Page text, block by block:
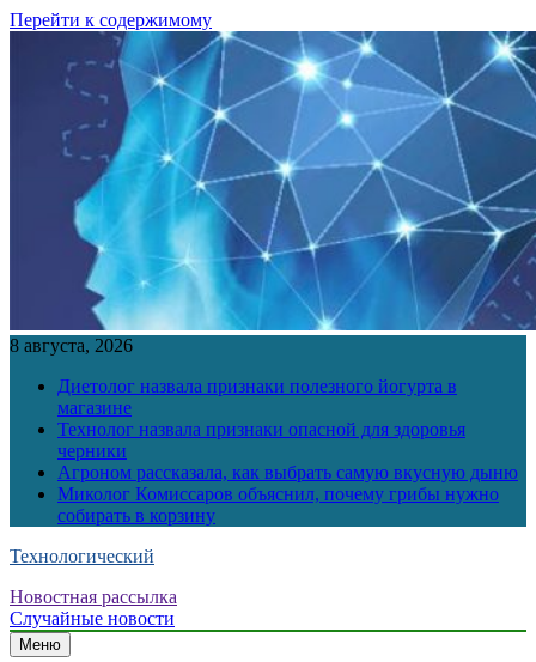
Перейти к содержимому
8 августа, 2026
Диетолог назвала признаки полезного йогурта в
магазине
Технолог назвала признаки опасной для здоровья
черники
Агроном рассказала, как выбрать самую вкусную дыню
Миколог Комиссаров объяснил, почему грибы нужно
собирать в корзину
Технологический
Новостная рассылка
Случайные новости
Меню